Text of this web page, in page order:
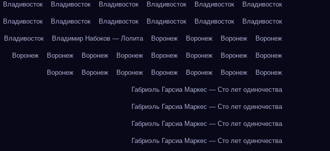
Владивосток Владивосток Владивосток Владивосток Владивосток Владивосток
Владивосток Владивосток Владивосток Владивосток Владивосток Владивосток
Владивосток Владимир Набоков — Лолита Воронеж Воронеж Воронеж Воронеж
Воронеж Воронеж Воронеж Воронеж Воронеж Воронеж Воронеж Воронеж
Воронеж Воронеж Воронеж Воронеж Воронеж Воронеж Воронеж
Габриэль Гарсиа Маркес — Сто лет одиночества
Габриэль Гарсиа Маркес — Сто лет одиночества
Габриэль Гарсиа Маркес — Сто лет одиночества
Габриэль Гарсиа Маркес — Сто лет одиночества